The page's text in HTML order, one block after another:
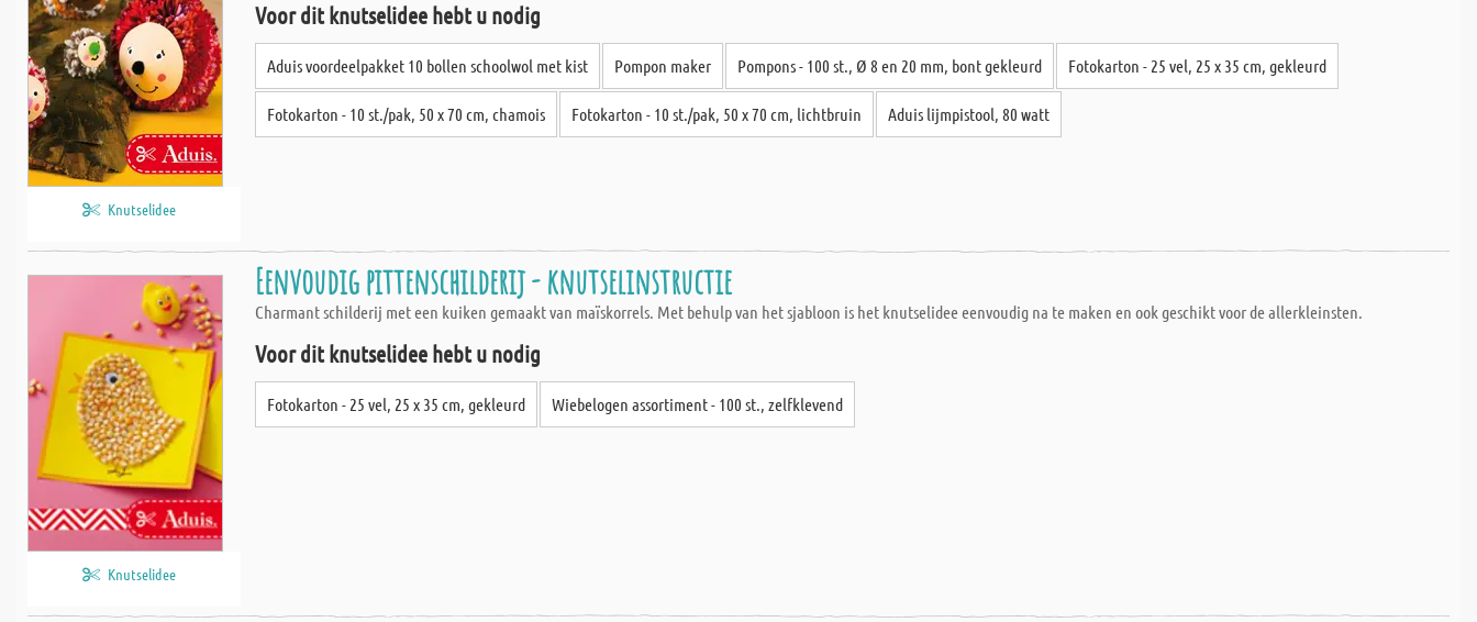
Knutselidee
Voor dit knutselidee hebt u nodig
Aduis voordeelpakket 10 bollen schoolwol met kist Pompon maker Pompons - 100 st., Ø 8 en 20 mm, bont gekleurd Fotokarton - 25 vel, 25 x 35 cm, gekleurd
Fotokarton - 10 st./pak, 50 x 70 cm, chamois Fotokarton - 10 st./pak, 50 x 70 cm, lichtbruin Aduis lijmpistool, 80 watt
Knutselidee
Eenvoudig pittenschilderij - knutselinstructie
Charmant schilderij met een kuiken gemaakt van maïskorrels. Met behulp van het sjabloon is het knutselidee eenvoudig na te maken en ook geschikt voor de allerkleinsten.
Voor dit knutselidee hebt u nodig
Fotokarton - 25 vel, 25 x 35 cm, gekleurd Wiebelogen assortiment - 100 st., zelfklevend